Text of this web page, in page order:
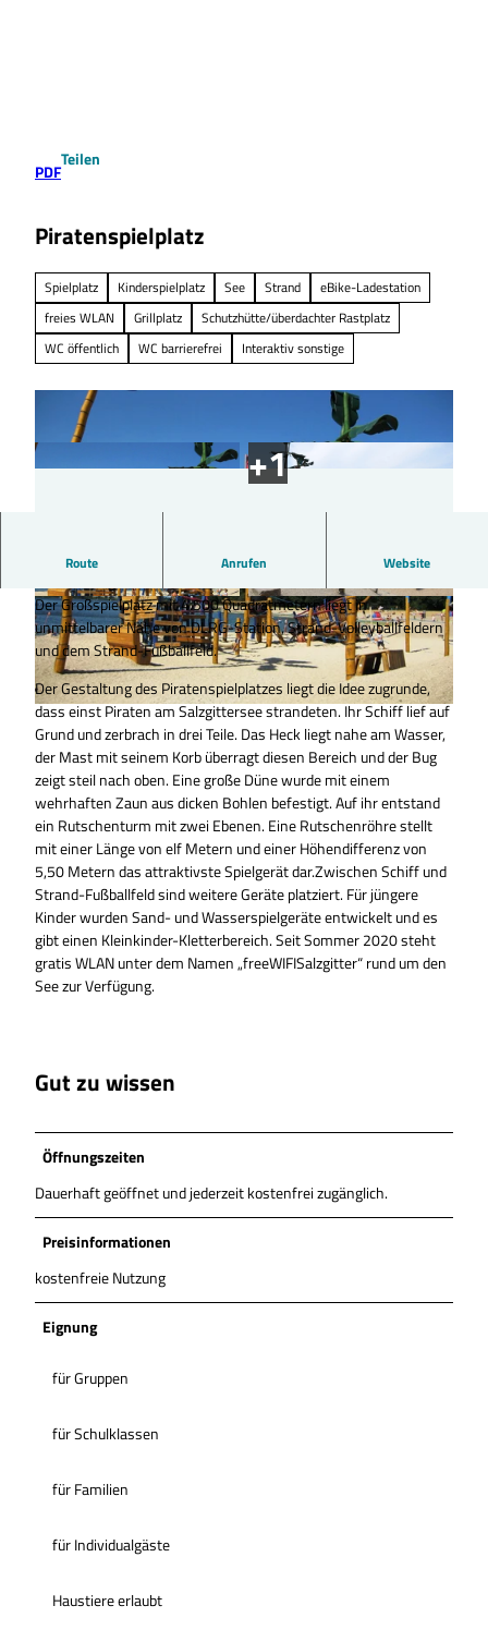
PDF
Teilen
Piratenspielplatz
Spielplatz Kinderspielplatz See Strand
eBike-Ladestation
freies WLAN
Grillplatz
Schutzhütte/überdachter Rastplatz
WC öffentlich
WC barrierefrei Interaktiv sonstige
© Tourist-Information Salzgitter c/o Wirtschafts- und Innovationsförderung Salzgitter GmbH |
© Tourist-Information Salzgitter | CC-BY © Tourist-Information Salzgitter |CC-BY
Route Anrufen Website
Am Ostufer vom Salzgittersee fasziniert der "Piratenspielplatz"
Der Großspielplatz mit 4.500 Quadratmetern liegt in
unmittelbarer Nähe von DLRG-Station, Strand-Volleyballfeldern
und dem Strand-Fußballfeld.
Der Gestaltung des Piratenspielplatzes liegt die Idee zugrunde,
dass einst Piraten am Salzgittersee strandeten. Ihr Schiff lief auf
Grund und zerbrach in drei Teile. Das Heck liegt nahe am Wasser,
der Mast mit seinem Korb überragt diesen Bereich und der Bug
zeigt steil nach oben. Eine große Düne wurde mit einem
wehrhaften Zaun aus dicken Bohlen befestigt. Auf ihr entstand
ein Rutschenturm mit zwei Ebenen. Eine Rutschenröhre stellt
mit einer Länge von elf Metern und einer Höhendifferenz von
5,50 Metern das attraktivste Spielgerät dar.Zwischen Schiff und
Strand-Fußballfeld sind weitere Geräte platziert. Für jüngere
Kinder wurden Sand- und Wasserspielgeräte entwickelt und es
gibt einen Kleinkinder-Kletterbereich. Seit Sommer 2020 steht
gratis WLAN unter dem Namen „freeWIFISalzgitter“ rund um den
See zur Verfügung.
Gut zu wissen
Öffnungszeiten
Dauerhaft geöffnet und jederzeit kostenfrei zugänglich.
Preisinformationen
kostenfreie Nutzung
Eignung
für Gruppen
für Schulklassen
für Familien
für Individualgäste
Haustiere erlaubt